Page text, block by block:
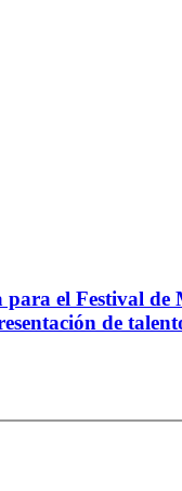
para el Festival de
de